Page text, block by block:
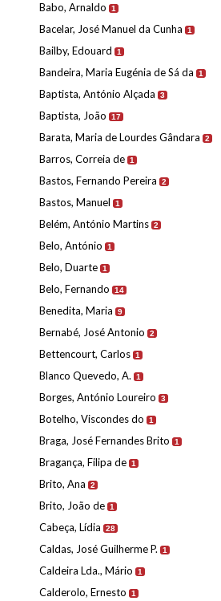
Babo, Arnaldo 1
Bacelar, José Manuel da Cunha 1
Bailby, Edouard 1
Bandeira, Maria Eugénia de Sá da 1
Baptista, António Alçada 3
Baptista, João 17
Barata, Maria de Lourdes Gândara 2
Barros, Correia de 1
Bastos, Fernando Pereira 2
Bastos, Manuel 1
Belém, António Martins 2
Belo, António 1
Belo, Duarte 1
Belo, Fernando 14
Benedita, Maria 9
Bernabé, José Antonio 2
Bettencourt, Carlos 1
Blanco Quevedo, A. 1
Borges, António Loureiro 3
Botelho, Viscondes do 1
Braga, José Fernandes Brito 1
Bragança, Filipa de 1
Brito, Ana 2
Brito, João de 1
Cabeça, Lídia 28
Caldas, José Guilherme P. 1
Caldeira Lda., Mário 1
Calderolo, Ernesto 1